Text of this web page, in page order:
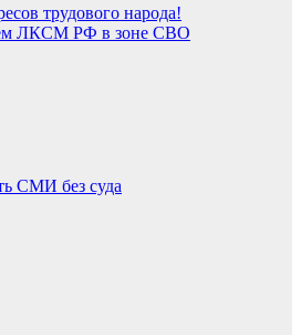
трудового народа!
ЛКСМ РФ в зоне СВО
СМИ без суда